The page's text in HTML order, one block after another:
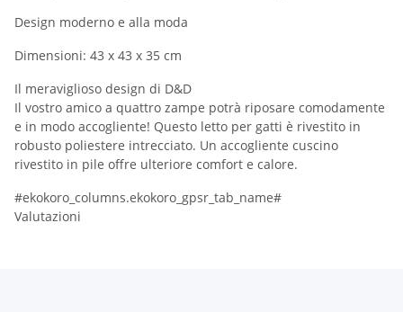
Design moderno e alla moda
Dimensioni: 43 x 43 x 35 cm
Il meraviglioso design di D&D
Il vostro amico a quattro zampe potrà riposare comodamente
e in modo accogliente! Questo letto per gatti è rivestito in
robusto poliestere intrecciato. Un accogliente cuscino
rivestito in pile offre ulteriore comfort e calore.
#ekokoro_columns.ekokoro_gpsr_tab_name#
Valutazioni